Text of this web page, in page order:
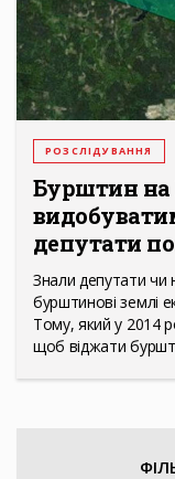
РОЗСЛІДУВАННЯ
Бурштин на
депутати
Знали депутати чи
бурштинові землі
Тому, який у 2014
щоб віджати